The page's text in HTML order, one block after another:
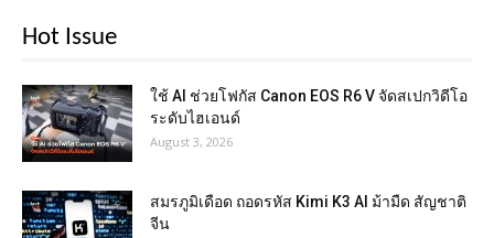
Hot Issue
ใช้ AI ช่วยโฟกัส Canon EOS R6 V จัดสเปกวิดีโอ
ระดับไฮเอนด์
August 3, 2026
สมรภูมิเดือด ถอดรหัส Kimi K3 AI ม้ามืด สัญชาติ
จีน